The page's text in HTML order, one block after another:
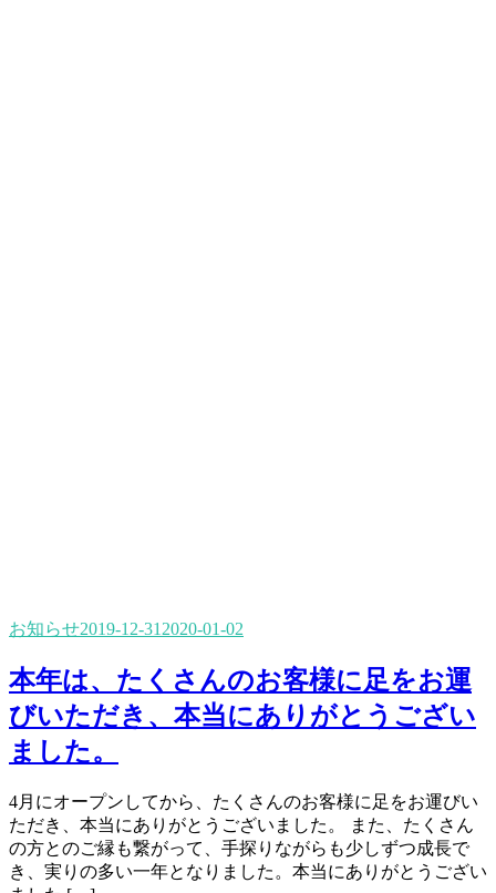
お知らせ2019-12-31 2020-01-02
本年は、たくさんのお客様に足をお運
びいただき、本当にありがとうござい
ました。
4月にオープンしてから、たくさんのお客様に足をお運びい
ただき、本当にありがとうございました。 また、たくさん
の方とのご縁も繋がって、手探りながらも少しずつ成長で
き、実りの多い一年となりました。本当にありがとうござい